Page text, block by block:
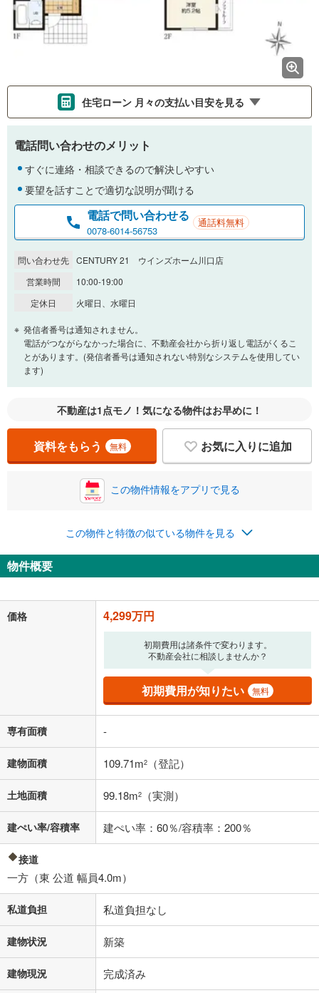
住宅ローン 月々の支払い目安を見る
支払いの目安をシミュレーションすることができます。
金利
0.01%
一般的には最長35年まで借り入れ可能です。多くの金融機関
閉じる
頭金
0万円 4,299万円
自己資金から住宅購入にかけられる金額を入力してくださ
閉じる
ボーナス
万円
/回
0円
ナス時の増額分（1回分）を入力してください。
閉じる
月々の返済額
「金利」については、ご利用を予定されている金融機関等にご確認の
上、ご自身での入力をお願いいたします。初期設定で自動入力されてい
る値は、実際の金融機関等における貸出金利とは何ら関係がなく、実際
の金融機関等における貸出金利を何ら保証するものではありません。返
済方法「元利均等返済」にて算出しております。入力された金利を35年
適用した場合の計算結果を表示しています。
その他月額費用や、初期費用がかかります。ご注意ください。実際にお
借り入れの際は各金融機関等に、必ずご自身でご確認をお願いいたしま
条件によってお借り入れができないことがあります。
不動産会社に購入相談をする
閉じる
電話問い合わせのメリット
すぐに連絡・相談できるので解決しやすい
要望を話すことで適切な説明が聞ける
電話で問い合わせる
0078-6014-56753
通話料無料
問い合わせ先 CENTURY 21 ウインズホーム川口店
営業時間
10:00-19:00
定休日
火曜日、水曜日
発信者番号は通知されません。
電話がつながらなかった場合に、不動産会社から折り返し電話がくるこ
とがあります。(発信者番号は通知されない特別なシステムを使用してい
ます)
不動産は1点モノ！気になる物件はお早めに！
資料をもらう 無料 お気に入りに追加
この物件情報をアプリで見る
この物件と特徴の似ている物件を見る
物件概要
価格 4,299万円
初期費用は諸条件で変わります。
不動産会社に相談しませんか？
初期費用が知りたい 無料
専有面積 -
建物面積 109.71m2 （登記）
土地面積 99.18m2 （実測）
建ぺい率/容積率 建ぺい率：60％/容積率：200％
接道
一方（東 公道 幅員4.0m）
私道負担 私道負担なし
建物状況 新築
建物現況 完成済み